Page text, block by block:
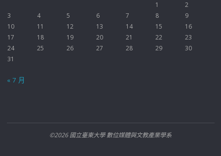
1
2
3
4 5 6 7 8
9
10
11 12 13 14 15
16
17
18 19 20 21 22
23
24
25 26 27 28 29
30
31
« 7 月
©2026 國立臺東大學 數位媒體與文教產業學系